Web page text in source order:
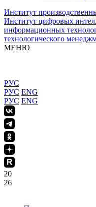
Институт
Институт цифровых
информационных
технологического
МЕНЮ
РУС
РУС ENG
РУС ENG
20
26